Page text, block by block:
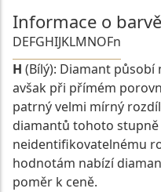
Informace o barvě
DEFGHIJKLMNOFn
H (Bílý): Diamant
avšak při přímém
patrný velmi mírný
diamantů tohoto stupně
neidentifikovatelnému
hodnotám nabízí
poměr k ceně.